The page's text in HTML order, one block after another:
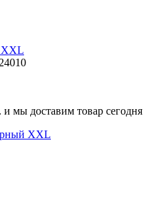
XXL
и мы доставим товар сегодня